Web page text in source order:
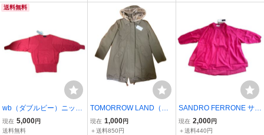
送料無料
wb（ダブルビー）ニット
セーター ピンク タグ付
き 絹１００ シルク
現在 5,000円
送料無料
TOMORROW LAND（ト
ゥモローランド）Ballsey
（ボールジィ） モッズコ
現在 1,000円
＋送料850円
SANDRO FERRONE サン
ドロフェローネ ノーカ
ラー ギャザーブラウス ピ
現在 2,000円
＋送料440円